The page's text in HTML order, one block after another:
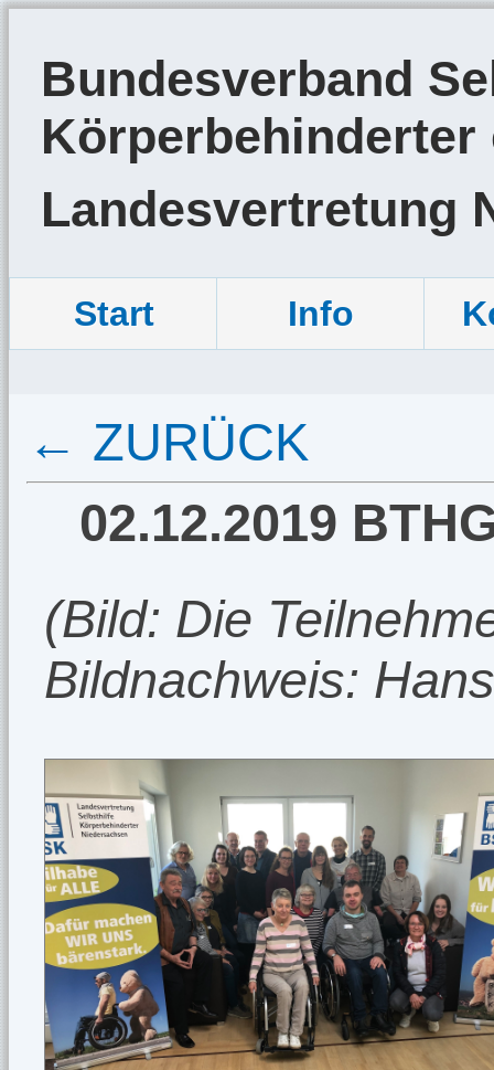
Bundesverband
Körperbehinderter
Landesvertretung
Start Info
← ZURÜCK
02.12.2019
(Bild: Die
Bildnachweis: